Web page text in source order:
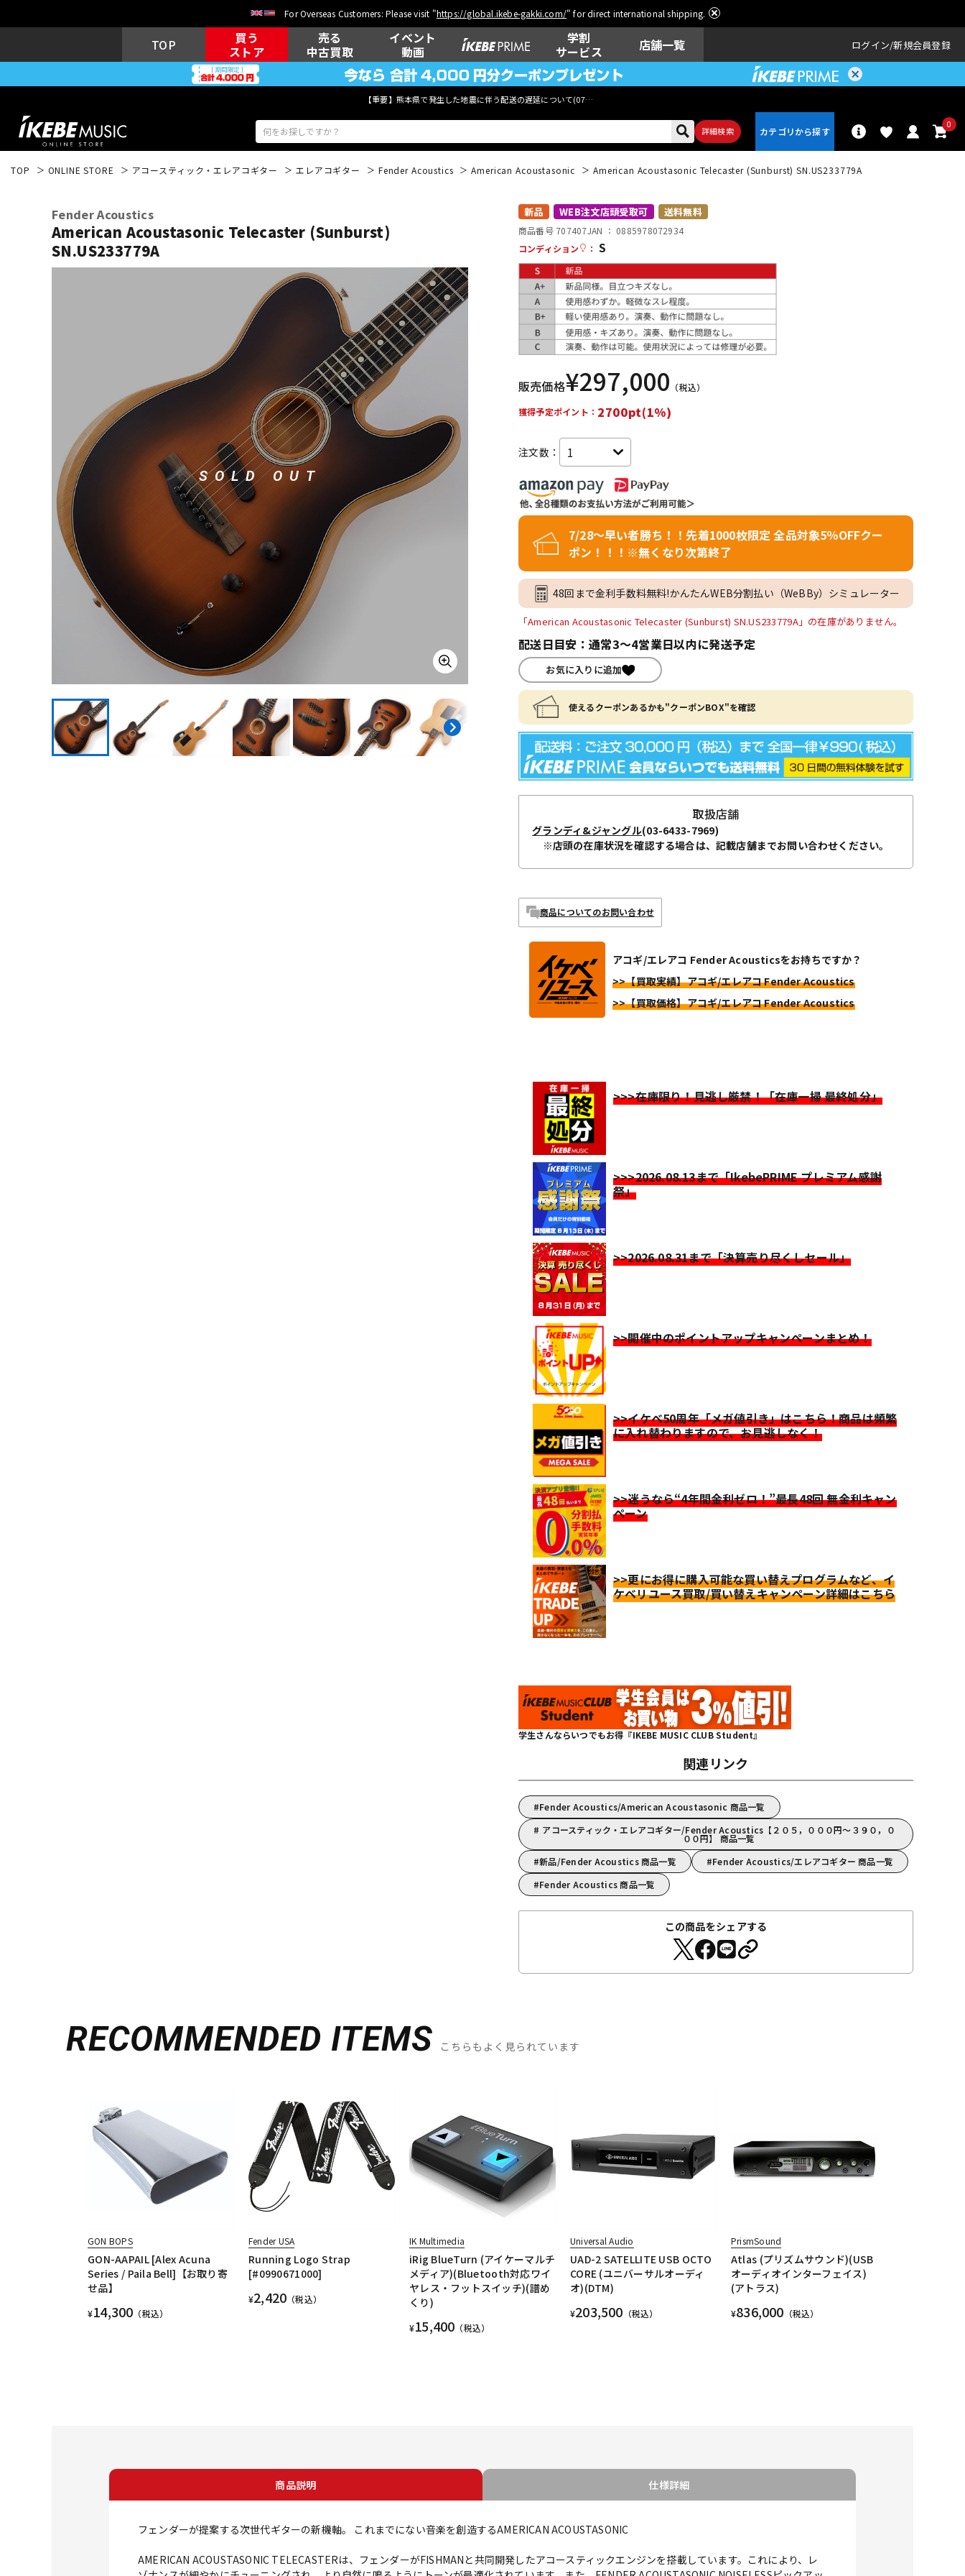
For Overseas Customers: Please visit "https://global.ikebe-gakki.com/" for direct international shipping.
TOP
買う
ストア
売る
中古買取
イベント
動画
学割
サービス
店舗一覧 ログイン 新規会員登録
【重要】熊本県で発生した地震に伴う配送の遅延について(07月29日
詳細検索
0
ウクレレ ドラム
キーボード 電子ピアノ 管楽器 その他楽器
DTM DTM オンラ
イン納品
レコーディン
グ機器
配信/ライブ
機器
中古 ヴィンテージ
TOP ONLINE STORE アコースティック・エレアコギター エレアコギター Fender Acoustics American Acoustasonic American Acoustasonic Telecaster (Sunburst) SN.US233779A
Fender Acoustics
American Acoustasonic Telecaster (Sunburst)
SN.US233779A
SOLD OUT
新品 WEB注文店頭受取可 送料無料
商品番号 707407JAN ： 0885978072934
コンディション
： S
販売価格¥297,000 （税込）
獲得予定ポイント： 2700pt(1%)
注文数：
7/28～早い者勝ち！！先着1000枚限定 全品対象5％OFFクー
ポン！！！※無くなり次第終了
48回まで金利手数料無料!かんたんWEB分割払い（WeBBy）シミュレーター
「American Acoustasonic Telecaster (Sunburst) SN.US233779A」の在庫がありません。
配送日目安：通常3～4営業日以内に発送予定
お気に入りに追加
使えるクーポンあるかも"クーポンBOX"を確認
取扱店舗
グランディ&ジャングル(03-6433-7969)
※店頭の在庫状況を確認する場合は、記載店舗までお問い合わせください。
商品についてのお問い合わせ
アコギ/エレアコ Fender Acousticsをお持ちですか？
>>【買取実績】アコギ/エレアコ Fender Acoustics
>>【買取価格】アコギ/エレアコ Fender Acoustics
>>>在庫限り！見逃し厳禁！「在庫一掃 最終処分」
>>>2026.08.13まで「IkebePRIME プレミアム感謝
祭」
>>2026.08.31まで「決算売り尽くしセール」
>>開催中のポイントアップキャンペーンまとめ！
>>イケベ50周年「メガ値引き」はこちら！商品は頻繁
に入れ替わりますので、お見逃しなく！
>>迷うなら“4年間金利ゼロ！”最長48回 無金利キャン
ペーン
>>更にお得に購入可能な買い替えプログラムなど、イ
ケベリユース買取/買い替えキャンペーン詳細はこちら
学生さんならいつでもお得『IKEBE MUSIC CLUB Student』
関連リンク
Fender Acoustics/American Acoustasonic 商品一覧
アコースティック・エレアコギター/Fender Acoustics【２０５，０００円～３９０，０
００円】 商品一覧
新品/Fender Acoustics 商品一覧
Fender Acoustics/エレアコギター 商品一覧
Fender Acoustics 商品一覧
この商品をシェアする
RECOMMENDED ITEMS こちらもよく見られています
GON BOPS
GON-AAPAIL [Alex Acuna
Series / Paila Bell]【お取り寄
せ品】
¥14,300 （税込）
Fender USA
Running Logo Strap
[#0990671000]
¥2,420 （税込）
IK Multimedia
iRig BlueTurn (アイケーマルチ
メディア)(Bluetooth対応ワイ
ヤレス・フットスイッチ)(譜め
くり)
¥15,400 （税込）
Universal Audio
UAD-2 SATELLITE USB OCTO
CORE (ユニバーサルオーディ
オ)(DTM)
¥203,500 （税込）
PrismSound
Atlas (プリズムサウンド)(USB
オーディオインターフェイス)
(アトラス)
¥836,000 （税込）
商品説明 仕様詳細
フェンダーが提案する次世代ギターの新機軸。 これまでにない音楽を創造するAMERICAN ACOUSTASONIC
AMERICAN ACOUSTASONIC TELECASTERは、フェンダーがFISHMANと共同開発したアコースティックエンジンを搭載しています。これにより、レ